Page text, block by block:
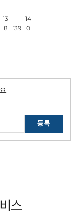
13
8
139
14
0
.
등록
스